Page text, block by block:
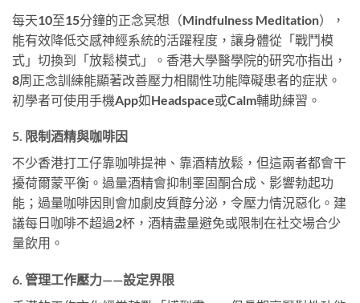
每天10至15分鐘的正念冥想（Mindfulness Meditation），
能有效降低交感神經系統的活躍程度，讓身體從「戰鬥模
式」切換到「放鬆模式」。香港大學醫學院的研究亦指出，
8周正念訓練能顯著改善壓力相關性功能障礙患者的症狀。
初學者可使用手機App如Headspace或Calm輔助練習。
5. 限制酒精與咖啡因
不少香港打工仔靠咖啡提神、靠酒精放鬆，但這兩者都會干
擾荷爾蒙平衡。過量酒精會抑制睪固酮合成、影響勃起功
能；過量咖啡因則會加劇皮質醇分泌，令壓力情況惡化。建
議每日咖啡不超過2杯，酒精盡量避免或限制在社交場合少
量飲用。
6. 管理工作壓力——設定界限